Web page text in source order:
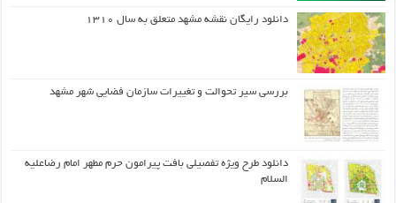
دانلود رایگان نقشه مشهد متعلق به سال ۱۳۱۰
بررسی سیر تحوالت و تغییرات سازمان فضایی شهر مشهد
دانلود طرح ويژه تفصيلي بافت پيرامون حرم مطهر امام رضاعليه
السلام